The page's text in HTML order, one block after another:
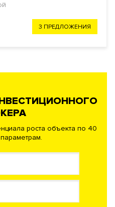
3 ПРЕДЛОЖЕНИЯ
роста объекта по 40